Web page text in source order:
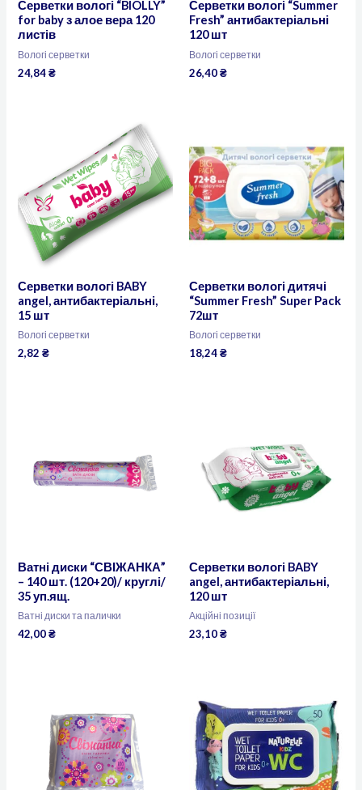
Серветки вологі “BIOLLY”
for baby з алое вера 120
листів
Вологі серветки
24,84₴
Серветки вологі “Summer
Fresh” антибактеріальні
120 шт
Вологі серветки
26,40₴
Серветки вологі BABY
angel, антибактеріальні,
15 шт
Вологі серветки
2,82₴
Серветки вологі дитячі
“Summer Fresh” Super Pack
72шт
Вологі серветки
18,24₴
Ватні диски “СВІЖАНКА”
– 140 шт. (120+20)/ круглі/
35 уп.ящ.
Ватні диски та палички
42,00₴
Серветки вологі BABY
angel, антибактеріальні,
120 шт
Акційні позиції
23,10₴